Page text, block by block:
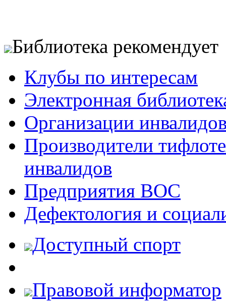
Библиотека рекомендует
Клубы по интересам
Электронная
Организации
Производители
инвалидов
Предприятия ВОС
Дефектология и
Доступный спорт
Правовой информатор